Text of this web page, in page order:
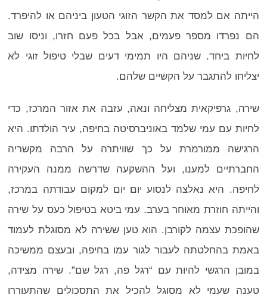
הייתה אם למסד את הקשר הזוגי הטעון ביניהם או להיפרד.
הם נפרדו מספר פעמים, אבל בכל פעם חזרו, וניסו שוב
לחיות ביחד. שניהם היו תמימי דעים שבלי טיפול זוגי לא
יצליחו להתגבר על הקשיים שלהם.
שירה, גרפיקאית מצליחה ונאה, עזבה את אזור המרכז, כדי
לחיות עם עמי שלמד באוניברסיטה בחיפה, עיר הולדתו. היא
הרגישה ממורמרת על כך שוויתרה על הרבה מקשריה
החברתיים למענו, ועל ההשקעה שדרשה ממנה העקירה
לחיפה. היא נאלצה לנסוע יום יום למקום עבודתה במרכז,
והייתה חוזרת מאוחר בערב. עמי ביטא בטיפול כעס על שירה
שהופכת עצמה לקורבן. הוא טען ששירה לא מסוגלת לעמוד
באמת בהחלטתה לעבור לגור עמו בחיפה, ובעצם ממשיכה
במובן הרגשי להיות עם “רגל פה, רגל שם”. שירה מצידה,
טענה שעמי לא מסוגל להכיל את התסכולים שהתעוררו